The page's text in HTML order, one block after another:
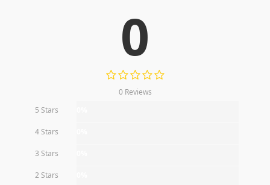
0
0 Reviews
5 Stars
4 Stars
3 Stars
2 Stars